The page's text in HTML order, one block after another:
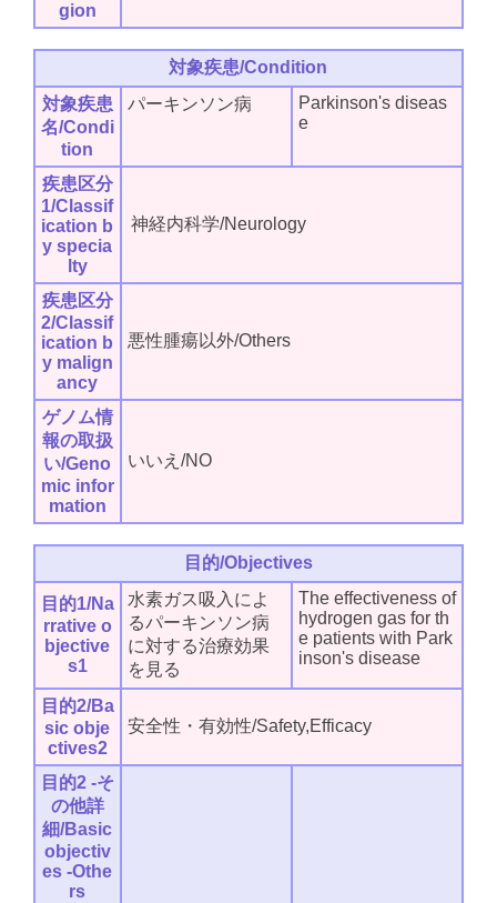
gion
対象疾患/Condition
対象疾患
名/Condi
tion
パーキンソン病
Parkinson's diseas
e
疾患区分
1/Classif
ication b
y specia
lty
神経内科学/Neurology
疾患区分
2/Classif
ication b
y malign
ancy
悪性腫瘍以外/Others
ゲノム情
報の取扱
い/Geno
mic infor
mation
いいえ/NO
目的/Objectives
目的1/Na
rrative o
bjective
s1
水素ガス吸入によ
るパーキンソン病
に対する治療効果
を見る
The effectiveness of
hydrogen gas for th
e patients with Park
inson's disease
目的2/Ba
sic obje
ctives2
安全性・有効性/Safety,Efficacy
目的2 -そ
の他詳
細/Basic
objectiv
es -Othe
rs